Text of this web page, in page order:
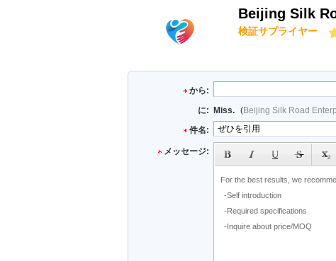
Beijing Silk
検証サプライヤー
から:
に: Miss. (Beijing Silk Road
件名:
メッセージ: